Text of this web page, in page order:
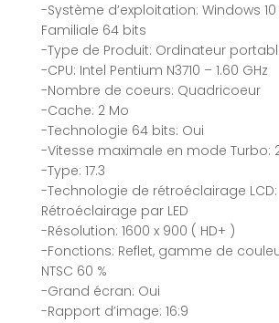
-Système d’exploitation: Windows
Familiale 64 bits
-Type de Produit: Ordinateur
-CPU: Intel Pentium N3710 – 1.60 GHz
-Nombre de coeurs: Quadricoeur
-Cache: 2 Mo
-Technologie 64 bits: Oui
-Vitesse maximale en mode Turbo:
-Type: 17.3
-Technologie de rétroéclairage LCD:
Rétroéclairage par LED
-Résolution: 1600 x 900 ( HD+ )
-Fonctions: Reflet, gamme de
NTSC 60 %
-Grand écran: Oui
-Rapport d’image: 16:9